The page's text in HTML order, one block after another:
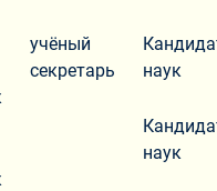
учёный
секретарь
наук
наук